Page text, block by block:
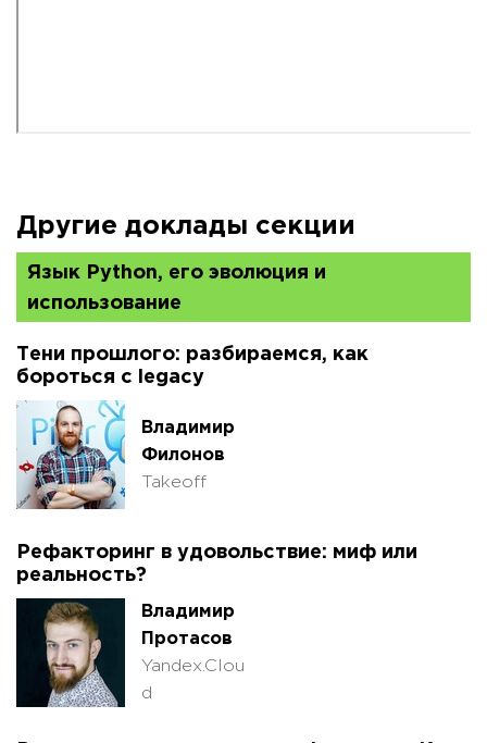
Другие доклады секции
Язык Python, его эволюция и
использование
Тени прошлого: разбираемся, как
бороться с legacy
Владимир
Филонов
Takeoff
Рефакторинг в удовольствие: миф или
реальность?
Владимир
Протасов
Yandex.Clou
d